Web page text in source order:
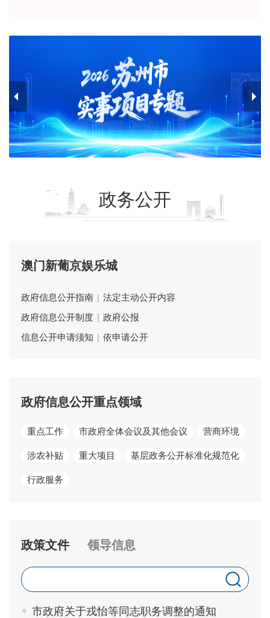
政务公开
澳门新葡京娱乐城
政府信息公开指南 | 法定主动公开内容
政府信息公开制度 | 政府公报
信息公开申请须知 | 依申请公开
政府信息公开重点领域
重点工作 市政府全体会议及其他会议 营商环境
涉农补贴 重大项目 基层政务公开标准化规范化
行政服务
政策文件 领导信息
市政府关于戎怡等同志职务调整的通知